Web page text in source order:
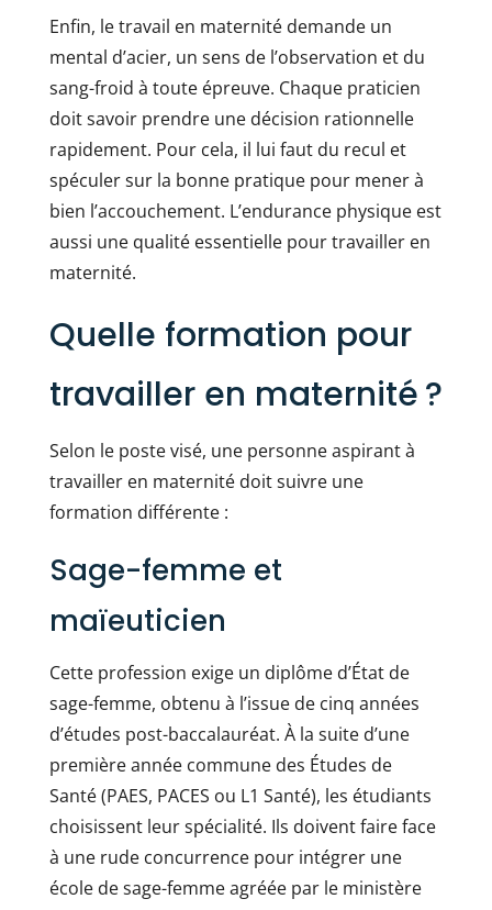
Enfin, le travail en maternité demande un
mental d’acier, un sens de l’observation et du
sang-froid à toute épreuve. Chaque praticien
doit savoir prendre une décision rationnelle
rapidement. Pour cela, il lui faut du recul et
spéculer sur la bonne pratique pour mener à
bien l’accouchement. L’endurance physique est
aussi une qualité essentielle pour travailler en
maternité.
Quelle formation pour
travailler en maternité ?
Selon le poste visé, une personne aspirant à
travailler en maternité doit suivre une
formation différente :
Sage-femme et
maïeuticien
Cette profession exige un diplôme d’État de
sage-femme, obtenu à l’issue de cinq années
d’études post-baccalauréat. À la suite d’une
première année commune des Études de
Santé (PAES, PACES ou L1 Santé), les étudiants
choisissent leur spécialité. Ils doivent faire face
à une rude concurrence pour intégrer une
école de sage-femme agréée par le ministère